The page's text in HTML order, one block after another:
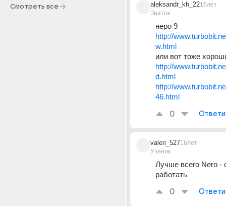
Смотреть все aleksandr_kh_22
Знаток
16лет
неро 9
http://
w.html
или вот тоже
http://
d.html
http://
46.html
0
valeri_527
Ученик
16лет
Лучше всего Nero -
работать
0